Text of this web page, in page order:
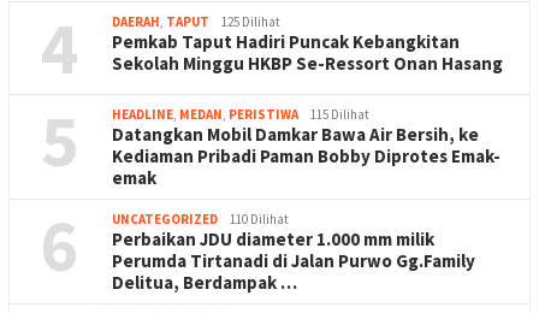
4 DAERAH, TAPUT 125 Dilihat
Pemkab Taput Hadiri Puncak Kebangkitan
Sekolah Minggu HKBP Se-Ressort Onan Hasang
5 HEADLINE, MEDAN, PERISTIWA 115 Dilihat
Datangkan Mobil Damkar Bawa Air Bersih, ke
Kediaman Pribadi Paman Bobby Diprotes Emak-
emak
6 UNCATEGORIZED 110 Dilihat
Perbaikan JDU diameter 1.000 mm milik
Perumda Tirtanadi di Jalan Purwo Gg.Family
Delitua, Berdampak …